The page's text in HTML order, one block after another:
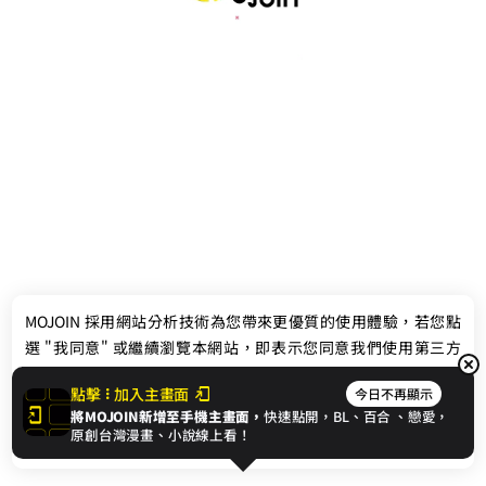
聯絡我們
© 2024 gamania Digital Entertainment Co., Ltd.
點擊 加入主畫面 今日不再顯示
將MOJOIN新增至手機主畫面，快速點開，BL、 百合 、戀愛，
原創台灣漫畫、小說線上看！
MOJOIN 採用網站分析技術為您帶來更優質的使用體驗，若您點
選 "我同意" 或繼續瀏覽本網站，即表示您同意我們使用第三方
Cookie，欲瞭解更多資訊請見隱私權政策。
我同意